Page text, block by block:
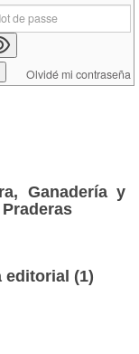
Ganadería y
editorial (1)
Olvidé mi contraseña